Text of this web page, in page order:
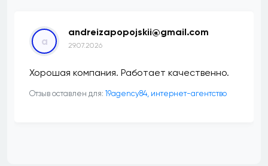
a
andreizapopojskii@gmail.com
29.07.2026
Хорошая компания. Работает качественно.
Отзыв оставлен для: 19agency84, интернет-агентство